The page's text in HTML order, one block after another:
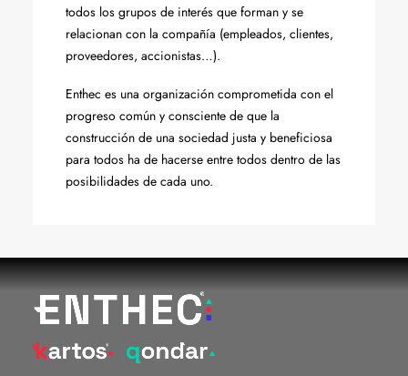
todos los grupos de interés que forman y se
relacionan con la compañía (empleados, clientes,
proveedores, accionistas…).
Enthec es una organización comprometida con el
progreso común y consciente de que la
construcción de una sociedad justa y beneficiosa
para todos ha de hacerse entre todos dentro de las
posibilidades de cada uno.